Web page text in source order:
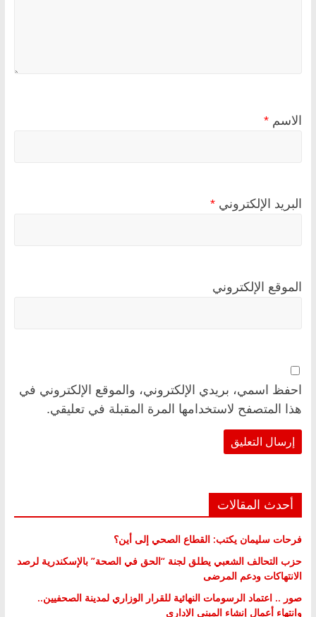
الاسم *
البريد الإلكتروني *
الموقع الإلكتروني
احفظ اسمي، بريدي الإلكتروني، والموقع الإلكتروني في
هذا المتصفح لاستخدامها المرة المقبلة في تعليقي.
أحدث المقالات
فرحات سليمان يكتب: القطاع الصحي إلى أين؟
حزب التحالف الشعبي يطلق لجنة “الحق في الصحة” بالإسكندرية لرصد
الانتهاكات ودعم المرضى
صور .. اعتماد الرسومات النهائية للقرار الوزاري لمدينة الصحفيين..
وانتهاء أعمال إنشاء المبنى الإداري